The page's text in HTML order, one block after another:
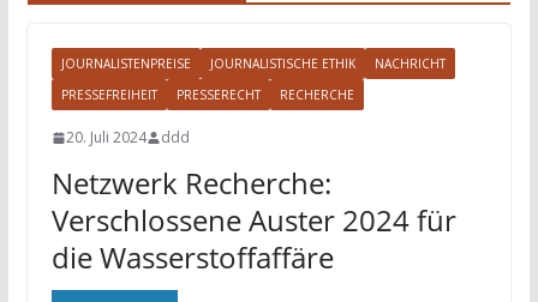
JOURNALISTENPREISE JOURNALISTISCHE ETHIK
NACHRICHT
PRESSEFREIHEIT
PRESSERECHT RECHERCHE
20. Juli 2024 ddd
Netzwerk Recherche:
Verschlossene Auster 2024 für
die Wasserstoffaffäre